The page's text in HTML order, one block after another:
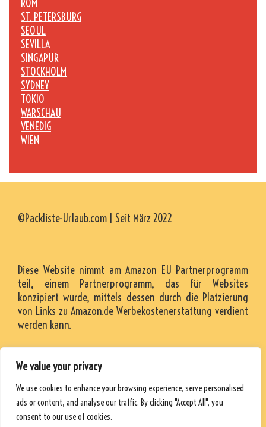
We value your privacy
We use cookies to enhance your browsing experience, serve personalised
ads or content, and analyse our traffic. By clicking "Accept All", you
consent to our use of cookies.
ROM
ST. PETERSBURG
SEOUL
SEVILLA
SINGAPUR
STOCKHOLM
SYDNEY
TOKIO
WARSCHAU
VENEDIG
WIEN
©Packliste-Urlaub.com | Seit März 2022
Diese Website nimmt am Amazon EU Partnerprogramm
teil, einem Partnerprogramm, das für Websites
konzipiert wurde, mittels dessen durch die Platzierung
von Links zu Amazon.de Werbekostenerstattung verdient
werden kann.
RESSOURCEN
DATENSCHUTZRICHTLINIE